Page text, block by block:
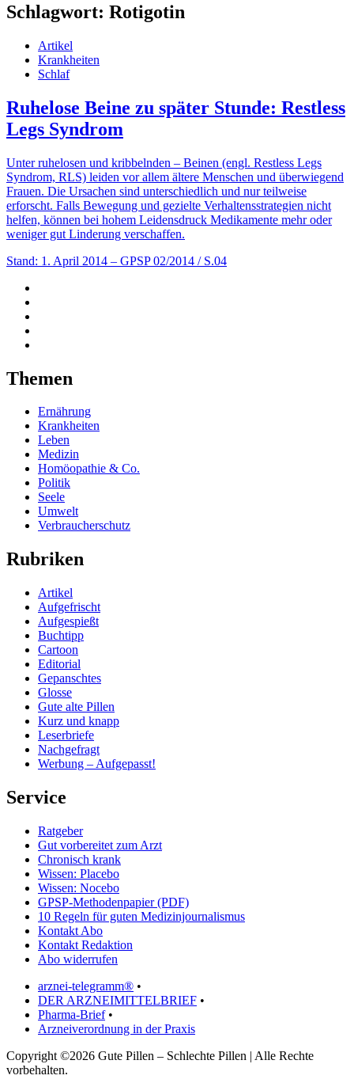
Schlagwort: Rotigotin
Artikel
Krankheiten
Schlaf
Ruhelose Beine zu später Stunde: Restless
Legs Syndrom
Unter ruhelosen und kribbelnden – Beinen (engl. Restless Legs
Syndrom, RLS) leiden vor allem ältere Menschen und überwiegend
Frauen. Die Ursachen sind unterschiedlich und nur teilweise
erforscht. Falls Bewegung und gezielte Verhaltensstrategien nicht
helfen, können bei hohem Leidensdruck Medikamente mehr oder
weniger gut Linderung verschaffen.
Stand: 1. April 2014 – GPSP 02/2014 / S.04
Themen
Ernährung
Krankheiten
Leben
Medizin
Homöopathie & Co.
Politik
Seele
Umwelt
Verbraucherschutz
Rubriken
Artikel
Aufgefrischt
Aufgespießt
Buchtipp
Cartoon
Editorial
Gepanschtes
Glosse
Gute alte Pillen
Kurz und knapp
Leserbriefe
Nachgefragt
Werbung – Aufgepasst!
Service
Ratgeber
Gut vorbereitet zum Arzt
Chronisch krank
Wissen: Placebo
Wissen: Nocebo
GPSP-Methodenpapier (PDF)
10 Regeln für guten Medizinjournalismus
Kontakt Abo
Kontakt Redaktion
Abo widerrufen
arznei-telegramm® •
DER ARZNEIMITTELBRIEF •
Pharma-Brief•
Arzneiverordnung in der Praxis
Copyright ©2026 Gute Pillen – Schlechte Pillen | Alle Rechte
vorbehalten.